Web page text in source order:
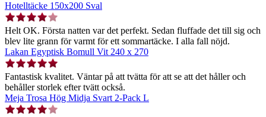
Hotelltäcke 150x200 Sval
Helt OK. Första natten var det perfekt. Sedan fluffade det till sig och
blev lite grann för varmt för ett sommartäcke. I alla fall nöjd.
Lakan Egyptisk Bomull Vit 240 x 270
Fantastisk kvalitet. Väntar på att tvätta för att se att det håller och
behåller storlek efter tvätt också.
Meja Trosa Hög Midja Svart 2-Pack L